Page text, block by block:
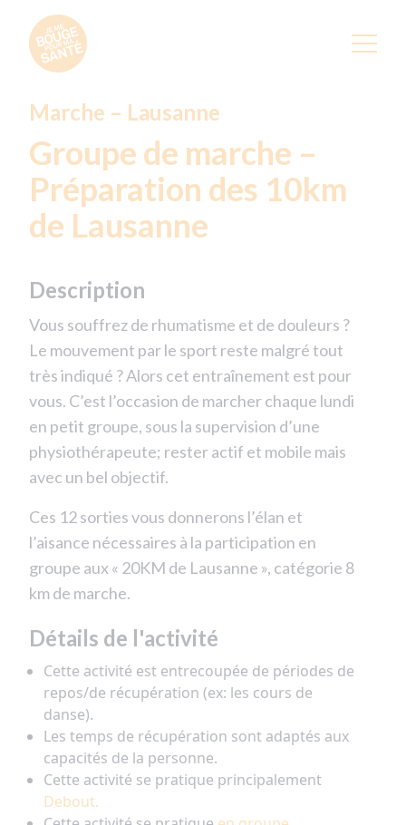
Marche – Lausanne
Groupe de marche –
Préparation des 10km
de Lausanne
Description
Vous souffrez de rhumatisme et de douleurs ?
Le mouvement par le sport reste malgré tout
très indiqué ? Alors cet entraînement est pour
vous. C’est l’occasion de marcher chaque lundi
en petit groupe, sous la supervision d’une
physiothérapeute; rester actif et mobile mais
avec un bel objectif.
Ces 12 sorties vous donnerons l’élan et
l’aisance nécessaires à la participation en
groupe aux « 20KM de Lausanne », catégorie 8
km de marche.
Détails de l'activité
Cette activité est entrecoupée de périodes de
repos/de récupération (ex: les cours de
danse).
Les temps de récupération sont adaptés aux
capacités de la personne.
Cette activité se pratique principalement
Debout.